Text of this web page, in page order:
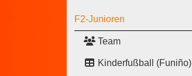
F2-Junioren
Team
Kinderfußball (Funiño)